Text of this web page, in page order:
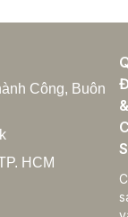
Công, Buôn
HCM
&